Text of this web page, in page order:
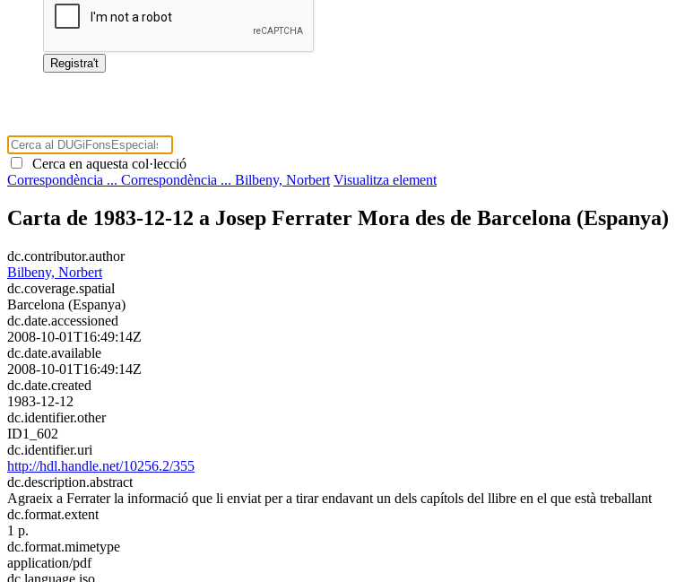
Cerca en aquesta col·lecció
Correspondència ... Correspondència ... Bilbeny, Norbert Visualitza element
Carta de 1983-12-12 a Josep Ferrater Mora des de Barcelona (Espanya)
dc.contributor.author
Bilbeny, Norbert
dc.coverage.spatial
Barcelona (Espanya)
dc.date.accessioned
2008-10-01T16:49:14Z
dc.date.available
2008-10-01T16:49:14Z
dc.date.created
1983-12-12
dc.identifier.other
ID1_602
dc.identifier.uri
http://hdl.handle.net/10256.2/355
dc.description.abstract
Agraeix a Ferrater la informació que li enviat per a tirar endavant un dels capítols del llibre en el que està treballant
dc.format.extent
1 p.
dc.format.mimetype
application/pdf
dc.language.iso